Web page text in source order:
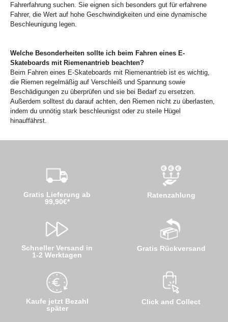
Fahrerfahrung suchen. Sie eignen sich besonders gut für erfahrene
Fahrer, die Wert auf hohe Geschwindigkeiten und eine dynamische
Beschleunigung legen.
Welche Besonderheiten sollte ich beim Fahren eines E-
Skateboards mit Riemenantrieb beachten?
Beim Fahren eines E-Skateboards mit Riemenantrieb ist es wichtig,
die Riemen regelmäßig auf Verschleiß und Spannung sowie
Beschädigungen zu überprüfen und sie bei Bedarf zu ersetzen.
Außerdem solltest du darauf achten, den Riemen nicht zu überlasten,
indem du unnötig stark beschleunigst oder zu steile Hügel
hinauffährst.
Gratis Lieferung ab
99,90€*
Schneller Versand in
1-2 Werktagen
Kaufe jetzt Bezahl
später
Ratenzahlung
Gratis Rückversand
Click and Collect